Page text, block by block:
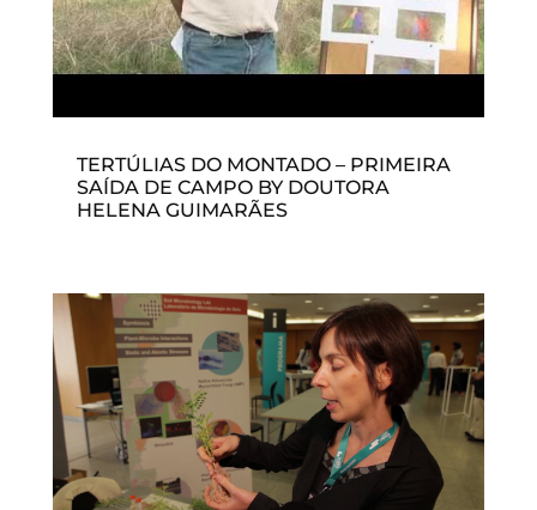
TERTÚLIAS DO MONTADO – PRIMEIRA
SAÍDA DE CAMPO BY DOUTORA
HELENA GUIMARÃES